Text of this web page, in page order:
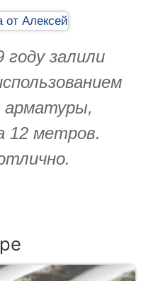
залили
арматуры,
12 метров.